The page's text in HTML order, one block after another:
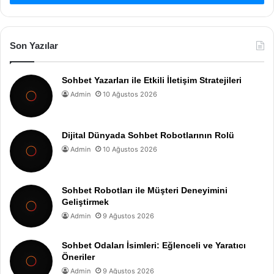
Son Yazılar
Sohbet Yazarları ile Etkili İletişim Stratejileri
Admin 10 Ağustos 2026
Dijital Dünyada Sohbet Robotlarının Rolü
Admin 10 Ağustos 2026
Sohbet Robotları ile Müşteri Deneyimini
Geliştirmek
Admin 9 Ağustos 2026
Sohbet Odaları İsimleri: Eğlenceli ve Yaratıcı
Öneriler
Admin 9 Ağustos 2026